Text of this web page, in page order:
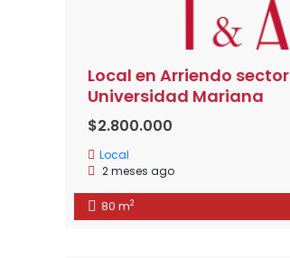
Local en Arriendo sector
Universidad Mariana
$2.800.000
Local
2 meses ago
80 m2